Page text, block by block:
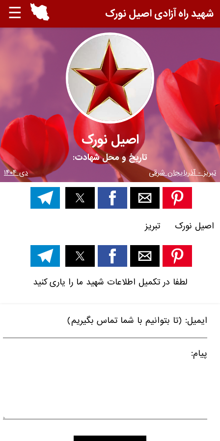
☰ شهید راه آزادی اصیل نورک
اصیل نورک
تاریخ و محل شهادت:
تبریز - آذربایجان شرقی دی ۱۴۰۴
اصیل نورک تبریز
لطفا در تکمیل اطلاعات شهید ما را یاری کنید
ایمیل: (تا بتوانیم با شما تماس بگیریم)
پیام: